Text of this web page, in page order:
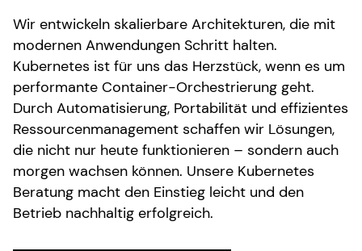
Wir entwickeln skalierbare Architekturen, die mit
modernen Anwendungen Schritt halten.
Kubernetes ist für uns das Herzstück, wenn es um
performante Container-Orchestrierung geht.
Durch Automatisierung, Portabilität und effizientes
Ressourcenmanagement schaffen wir Lösungen,
die nicht nur heute funktionieren – sondern auch
morgen wachsen können. Unsere Kubernetes
Beratung macht den Einstieg leicht und den
Betrieb nachhaltig erfolgreich.